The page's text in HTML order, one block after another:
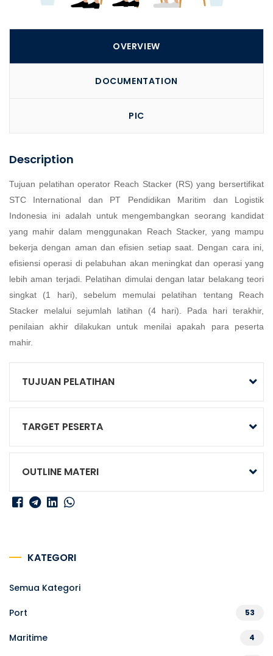
OVERVIEW
DOCUMENTATION
PIC
Description
Tujuan pelatihan operator Reach Stacker (RS) yang bersertifikat
STC International dan PT Pendidikan Maritim dan Logistik
Indonesia ini adalah untuk mengembangkan seorang kandidat
yang mahir dalam menggunakan Reach Stacker, yang mampu
bekerja dengan aman dan efisien setiap saat. Dengan cara ini,
efisiensi operasi di pelabuhan akan meningkat dan operasi yang
lebih aman terjadi. Pelatihan dimulai dengan latar belakang teori
singkat (1 hari), sebelum memulai pelatihan tentang Reach
Stacker melalui sejumlah latihan (4 hari). Pada hari terakhir,
penilaian akhir dilakukan untuk menilai apakah para peserta
mahir.
TUJUAN PELATIHAN
TARGET PESERTA
OUTLINE MATERI
KATEGORI
Semua Kategori
Port 53
Maritime 4